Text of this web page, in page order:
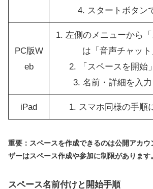
4. スタートボタン
PC版W
eb
1. 左側のメニューから
は「音声チャッ
2. 「スペースを開始
3. 名前・詳細を入
iPad 1. スマホ同様の手順
重要：スペースを作成できるのは公開アカ
ザーはスペース作成や参加に制限があります。
スペース名前付けと開始手順